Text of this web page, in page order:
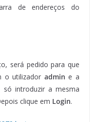
de endereços do
será pedido para que
o utilizador admin e a
só introduzir a mesma
clique em Login.